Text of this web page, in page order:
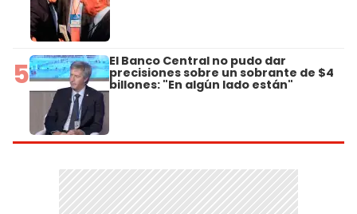
5 El Banco Central no pudo dar
precisiones sobre un sobrante de $4
billones: "En algún lado están"